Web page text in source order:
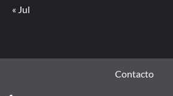
« Jul
Contacto